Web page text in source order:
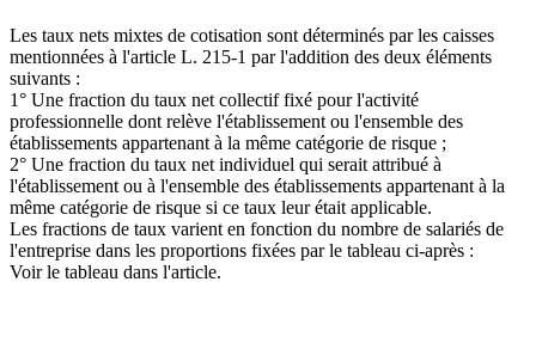
Les taux nets mixtes de cotisation sont déterminés par les caisses
mentionnées à l'article L. 215-1 par l'addition des deux éléments
suivants :
1° Une fraction du taux net collectif fixé pour l'activité
professionnelle dont relève l'établissement ou l'ensemble des
établissements appartenant à la même catégorie de risque ;
2° Une fraction du taux net individuel qui serait attribué à
l'établissement ou à l'ensemble des établissements appartenant à la
même catégorie de risque si ce taux leur était applicable.
Les fractions de taux varient en fonction du nombre de salariés de
l'entreprise dans les proportions fixées par le tableau ci-après :
Voir le tableau dans l'article.